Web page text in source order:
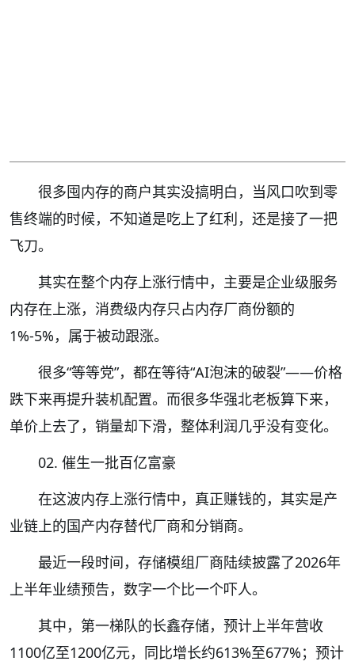
很多囤内存的商户其实没搞明白，当风口吹到零
售终端的时候，不知道是吃上了红利，还是接了一把
飞刀。
其实在整个内存上涨行情中，主要是企业级服务
内存在上涨，消费级内存只占内存厂商份额的
1%-5%，属于被动跟涨。
很多“等等党”，都在等待“AI泡沫的破裂”——价格
跌下来再提升装机配置。而很多华强北老板算下来，
单价上去了，销量却下滑，整体利润几乎没有变化。
02. 催生一批百亿富豪
在这波内存上涨行情中，真正赚钱的，其实是产
业链上的国产内存替代厂商和分销商。
最近一段时间，存储模组厂商陆续披露了2026年
上半年业绩预告，数字一个比一个吓人。
其中，第一梯队的长鑫存储，预计上半年营收
1100亿至1200亿元，同比增长约613%至677%；预计